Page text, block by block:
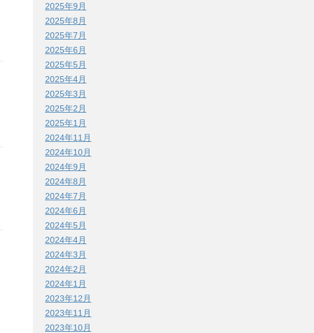
2025年9月
2025年8月
2025年7月
2025年6月
2025年5月
2025年4月
2025年3月
2025年2月
2025年1月
2024年11月
2024年10月
2024年9月
2024年8月
2024年7月
2024年6月
2024年5月
2024年4月
2024年3月
2024年2月
2024年1月
2023年12月
2023年11月
2023年10月